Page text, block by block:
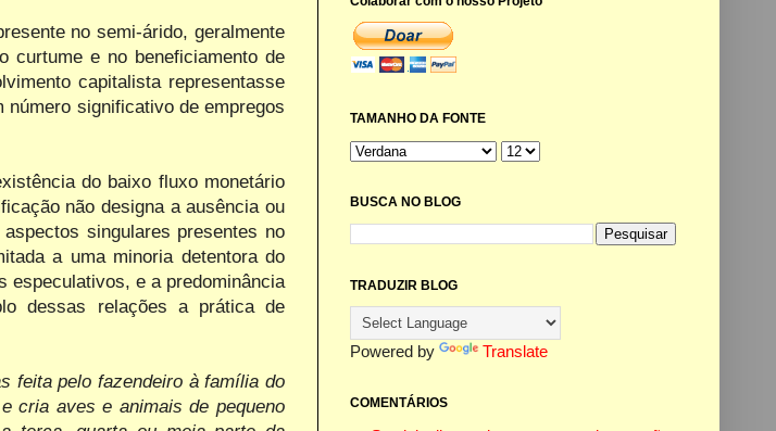
no semi-árido, geralmente
curtume e no beneficiamento de
capitalista representasse
número significativo de empregos
do baixo fluxo monetário
não designa a ausência ou
singulares presentes no
a uma minoria detentora do
especulativos, e a predominância
dessas relações a prática de
feita pelo fazendeiro à família do
cria aves e animais de pequeno
TAMANHO DA FONTE
BUSCA NO BLOG
TRADUZIR BLOG
Powered by Translate
COMENTÁRIOS